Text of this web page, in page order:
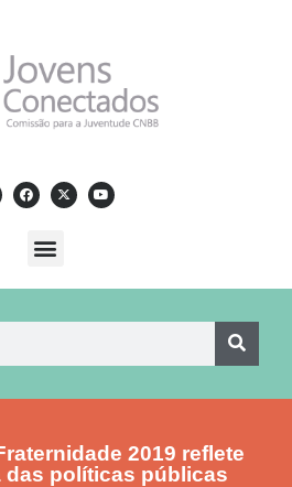
2019 reflete
das políticas públicas